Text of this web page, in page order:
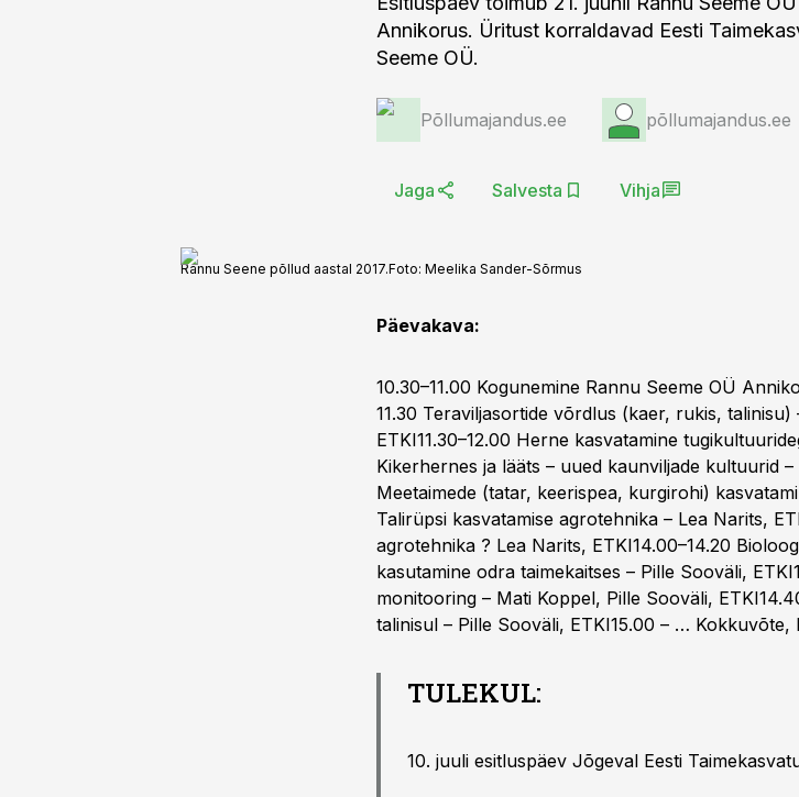
Annikorus. Üritust korraldavad Eesti
Põllumajandus.ee põllumajandus.ee
Jaga Salvesta Vihja
Rannu Seene põllud aastal 2017.Foto: Meelika Sander-Sõrmus
Päevakava:
10.30–11.00 Kogunemine Rannu Seeme OÜ
11.30 Teraviljasortide võrdlus (kaer, rukis,
ETKI11.30–12.00 Herne kasvatamine
Kikerhernes ja lääts – uued kaunviljade kultuurid –
Meetaimede (tatar, keerispea, kurgirohi)
Talirüpsi kasvatamise agrotehnika – Lea Narits,
agrotehnika ? Lea Narits, ETKI14.00–14.20
kasutamine odra taimekaitses – Pille Sooväli,
monitooring – Mati Koppel, Pille Sooväli,
talinisul – Pille Sooväli, ETKI15.00 – … Kokkuvõte,
TULEKUL:
10. juuli esitluspäev Jõgeval Eesti